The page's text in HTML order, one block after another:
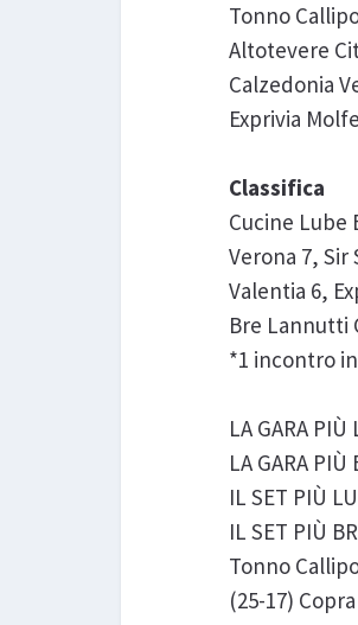
Tonno
Altotevere
Calzedonia
Exprivia
Classifica
Cucine Lube
Verona 7,
Valentia 6,
Bre Lannutti
*1 incontro
LA GARA
LA GARA
IL SET PIÙ
IL SET PIÙ
Tonno
(25-17)